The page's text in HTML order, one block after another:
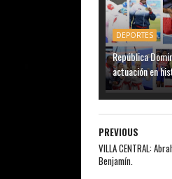
DEPORTES
República
actuación en
PREVIOUS
VILLA CENTRAL:
Benjamín.